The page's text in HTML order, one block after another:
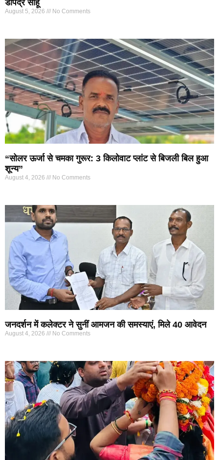
डीपेंद्र साहू
August 5, 2026 No Comments
“सोलर ऊर्जा से चमका गुरूर: 3 किलोवाट प्लांट से बिजली बिल हुआ
शून्य”
August 4, 2026 No Comments
जनदर्शन में कलेक्टर ने सुनीं आमजन की समस्याएं, मिले 40 आवेदन
August 4, 2026 No Comments